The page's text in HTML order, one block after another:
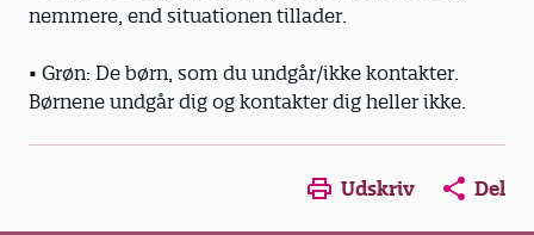
nemmere, end situationen tillader.
• Grøn: De børn, som du undgår/ikke kontakter.
Børnene undgår dig og kontakter dig heller ikke.
Opens in a new window
Opens in a new
Opens in
Udskriv Del